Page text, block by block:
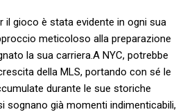
il gioco⁤ è ‍stata evidente in ⁢ogni sua‌
meticoloso alla preparazione
la sua carriera.A⁣ NYC, potrebbe
della MLS,‌ portando con sé le
durante le sue storiche
sognano già momenti ‍indimenticabili,